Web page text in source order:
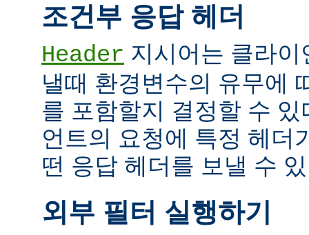
조건부 응답 헤더
Header 지시어는 클라
낼때 환경변수의 유무에
를 포함할지 결정할 수
언트의 요청에 특정 헤더
떤 응답 헤더를 보낼 수
외부 필터 실행하기